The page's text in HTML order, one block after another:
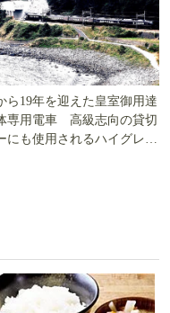
ら19年を迎えた皇室御用達
専用電車 高級志向の貸切
にも使用されるハイグレー